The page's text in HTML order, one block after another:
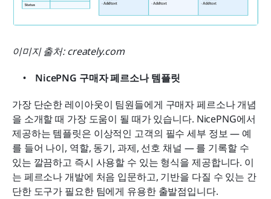
이미지 출처: creately.com
NicePNG 구매자 페르소나 템플릿
가장 단순한 레이아웃이 팀원들에게 구매자 페르소나 개념
을 소개할 때 가장 도움이 될 때가 있습니다. NicePNG에서
제공하는 템플릿은 이상적인 고객의 필수 세부 정보 — 예
를 들어 나이, 역할, 동기, 과제, 선호 채널 — 를 기록할 수
있는 깔끔하고 즉시 사용할 수 있는 형식을 제공합니다. 이
는 페르소나 개발에 처음 입문하고, 기반을 다질 수 있는 간
단한 도구가 필요한 팀에게 유용한 출발점입니다.